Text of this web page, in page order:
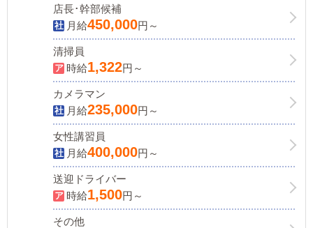
店長･幹部候補
月給450,000円～
清掃員
時給1,322円～
カメラマン
月給235,000円～
女性講習員
月給400,000円～
送迎ドライバー
時給1,500円～
その他